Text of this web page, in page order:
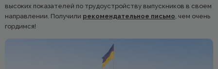
высоких показателей по трудоустройству выпускников в своем
направлении. Получили рекомендательное письмо , чем очень
гордимся!